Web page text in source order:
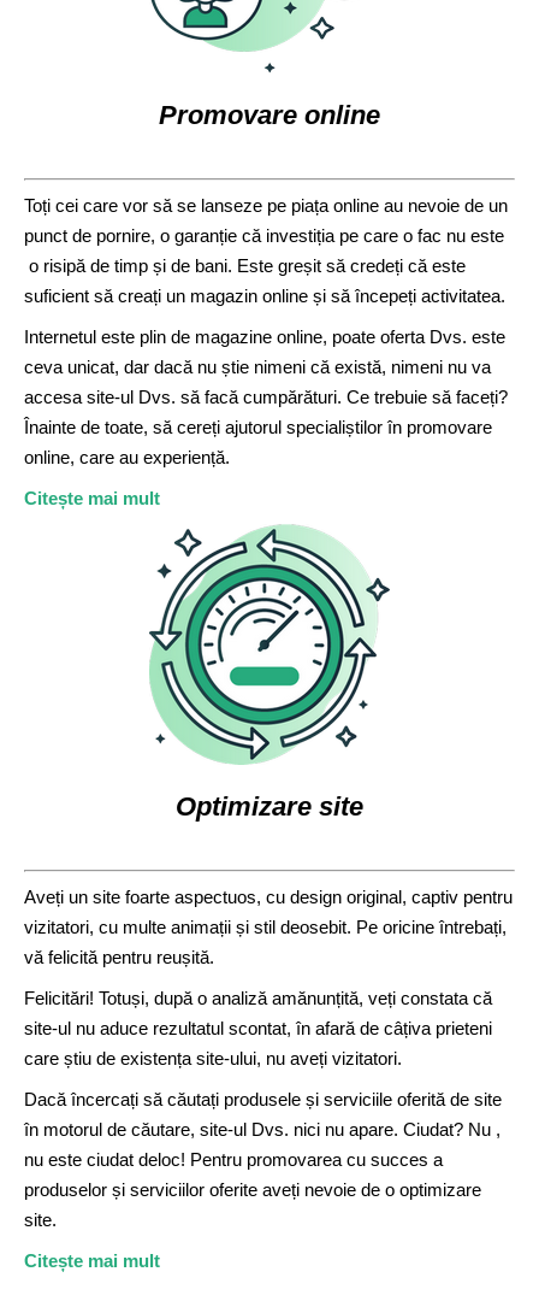
Promovare online
Toți cei care vor să se lanseze pe piața online au nevoie de un
punct de pornire, o garanție că investiția pe care o fac nu este
o risipă de timp și de bani. Este greșit să credeți că este
suficient să creați un magazin online și să începeți activitatea.
Internetul este plin de magazine online, poate oferta Dvs. este
ceva unicat, dar dacă nu știe nimeni că există, nimeni nu va
accesa site-ul Dvs. să facă cumpărături. Ce trebuie să faceți?
Înainte de toate, să cereți ajutorul specialiștilor în promovare
online, care au experiență.
Citește mai mult
Optimizare site
Aveți un site foarte aspectuos, cu design original, captiv pentru
vizitatori, cu multe animații și stil deosebit. Pe oricine întrebați,
vă felicită pentru reușită.
Felicitări! Totuși, după o analiză amănunțită, veți constata că
site-ul nu aduce rezultatul scontat, în afară de câțiva prieteni
care știu de existența site-ului, nu aveți vizitatori.
Dacă încercați să căutați produsele și serviciile oferită de site
în motorul de căutare, site-ul Dvs. nici nu apare. Ciudat? Nu ,
nu este ciudat deloc! Pentru promovarea cu succes a
produselor și serviciilor oferite aveți nevoie de o optimizare
site.
Citește mai mult